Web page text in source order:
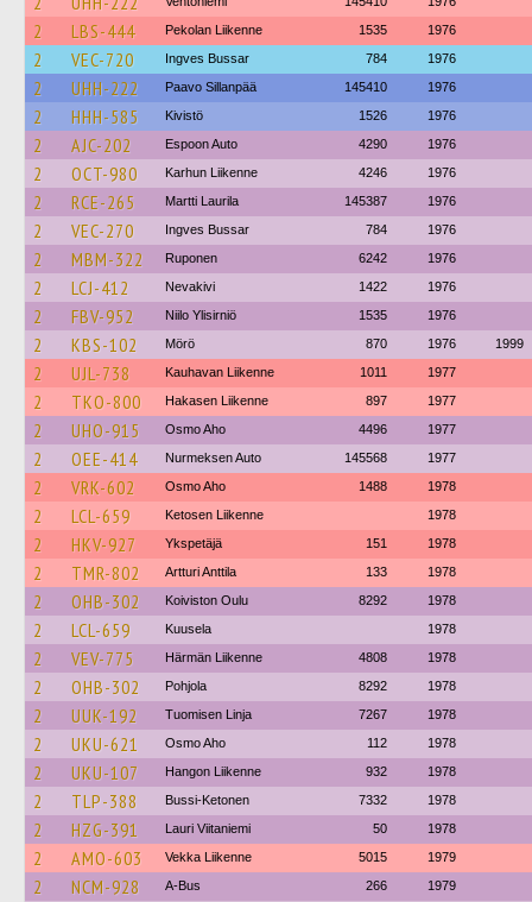
2 LBS-444 Pekolan Liikenne 1535 1976
2 VEC-720 Ingves Bussar 784 1976
2 UHH-222 Paavo Sillanpää 145410 1976
2 HHH-585 Kivistö 1526 1976
2 AJC-202 Espoon Auto 4290 1976
2 OCT-980 Karhun Liikenne 4246 1976
2 RCE-265 Martti Laurila 145387 1976
2 VEC-270 Ingves Bussar 784 1976
2 MBM-322 Ruponen 6242 1976
2 LCJ-412 Nevakivi 1422 1976
2 FBV-952 Niilo Ylisirniö 1535 1976
2 KBS-102 Mörö 870 1976 1999
2 UJL-738 Kauhavan Liikenne 1011 1977
2 TKO-800 Hakasen Liikenne 897 1977
2 UHO-915 Osmo Aho 4496 1977
2 OEE-414 Nurmeksen Auto 145568 1977
2 VRK-602 Osmo Aho 1488 1978
2 LCL-659 Ketosen Liikenne 1978
2 HKV-927 Ykspetäjä 151 1978
2 TMR-802 Artturi Anttila 133 1978
2 OHB-302 Koiviston Oulu 8292 1978
2 LCL-659 Kuusela 1978
2 VEV-775 Härmän Liikenne 4808 1978
2 OHB-302 Pohjola 8292 1978
2 UUK-192 Tuomisen Linja 7267 1978
2 UKU-621 Osmo Aho 112 1978
2 UKU-107 Hangon Liikenne 932 1978
2 TLP-388 Bussi-Ketonen 7332 1978
2 HZG-391 Lauri Viitaniemi 50 1978
2 AMO-603 Vekka Liikenne 5015 1979
2 NCM-928 A-Bus 266 1979